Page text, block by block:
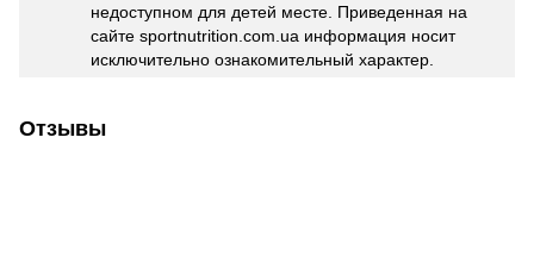
недоступном для детей месте. Приведенная на
сайте sportnutrition.com.ua информация носит
исключительно ознакомительный характер.
Отзывы